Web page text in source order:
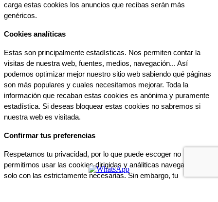
carga estas cookies los anuncios que recibas serán más
genéricos.
Cookies analíticas
Estas son principalmente estadísticas. Nos permiten contar la
visitas de nuestra web, fuentes, medios, navegación... Así
podemos optimizar mejor nuestro sitio web sabiendo qué páginas
son más populares y cuales necesitamos mejorar. Toda la
información que recaban estas cookies es anónima y puramente
estadística. Si deseas bloquear estas cookies no sabremos si
nuestra web es visitada.
Confirmar tus preferencias
Respetamos tu privacidad, por lo que puede escoger no
permitirnos usar las cookies dirigidas y análiticas navegando tan
solo con las estrictamente necesarias. Sin embargo, tu